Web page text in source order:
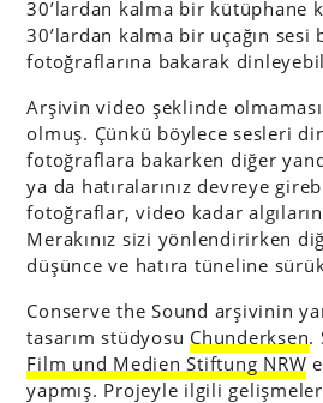
30’lardan kalma bir kütüphane
30’lardan kalma bir uçağın sesi
fotoğraflarına bakarak
Arşivin video şeklinde
olmuş. Çünkü böylece sesleri
fotoğraflara bakarken diğer
ya da hatıralarınız devreye
fotoğraflar, video kadar
Merakınız sizi yönlendirirken
düşünce ve hatıra tüneline
Conserve the Sound arşivinin
tasarım stüdyosu Chunderksen.
Film und Medien Stiftung NRW
yapmış. Projeyle ilgili